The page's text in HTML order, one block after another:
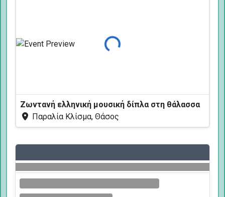
Φόρτωση...
Ζωντανή ελληνική μουσική δίπλα στη θάλασσα
Παραλία Κλίσμα, Θάσος